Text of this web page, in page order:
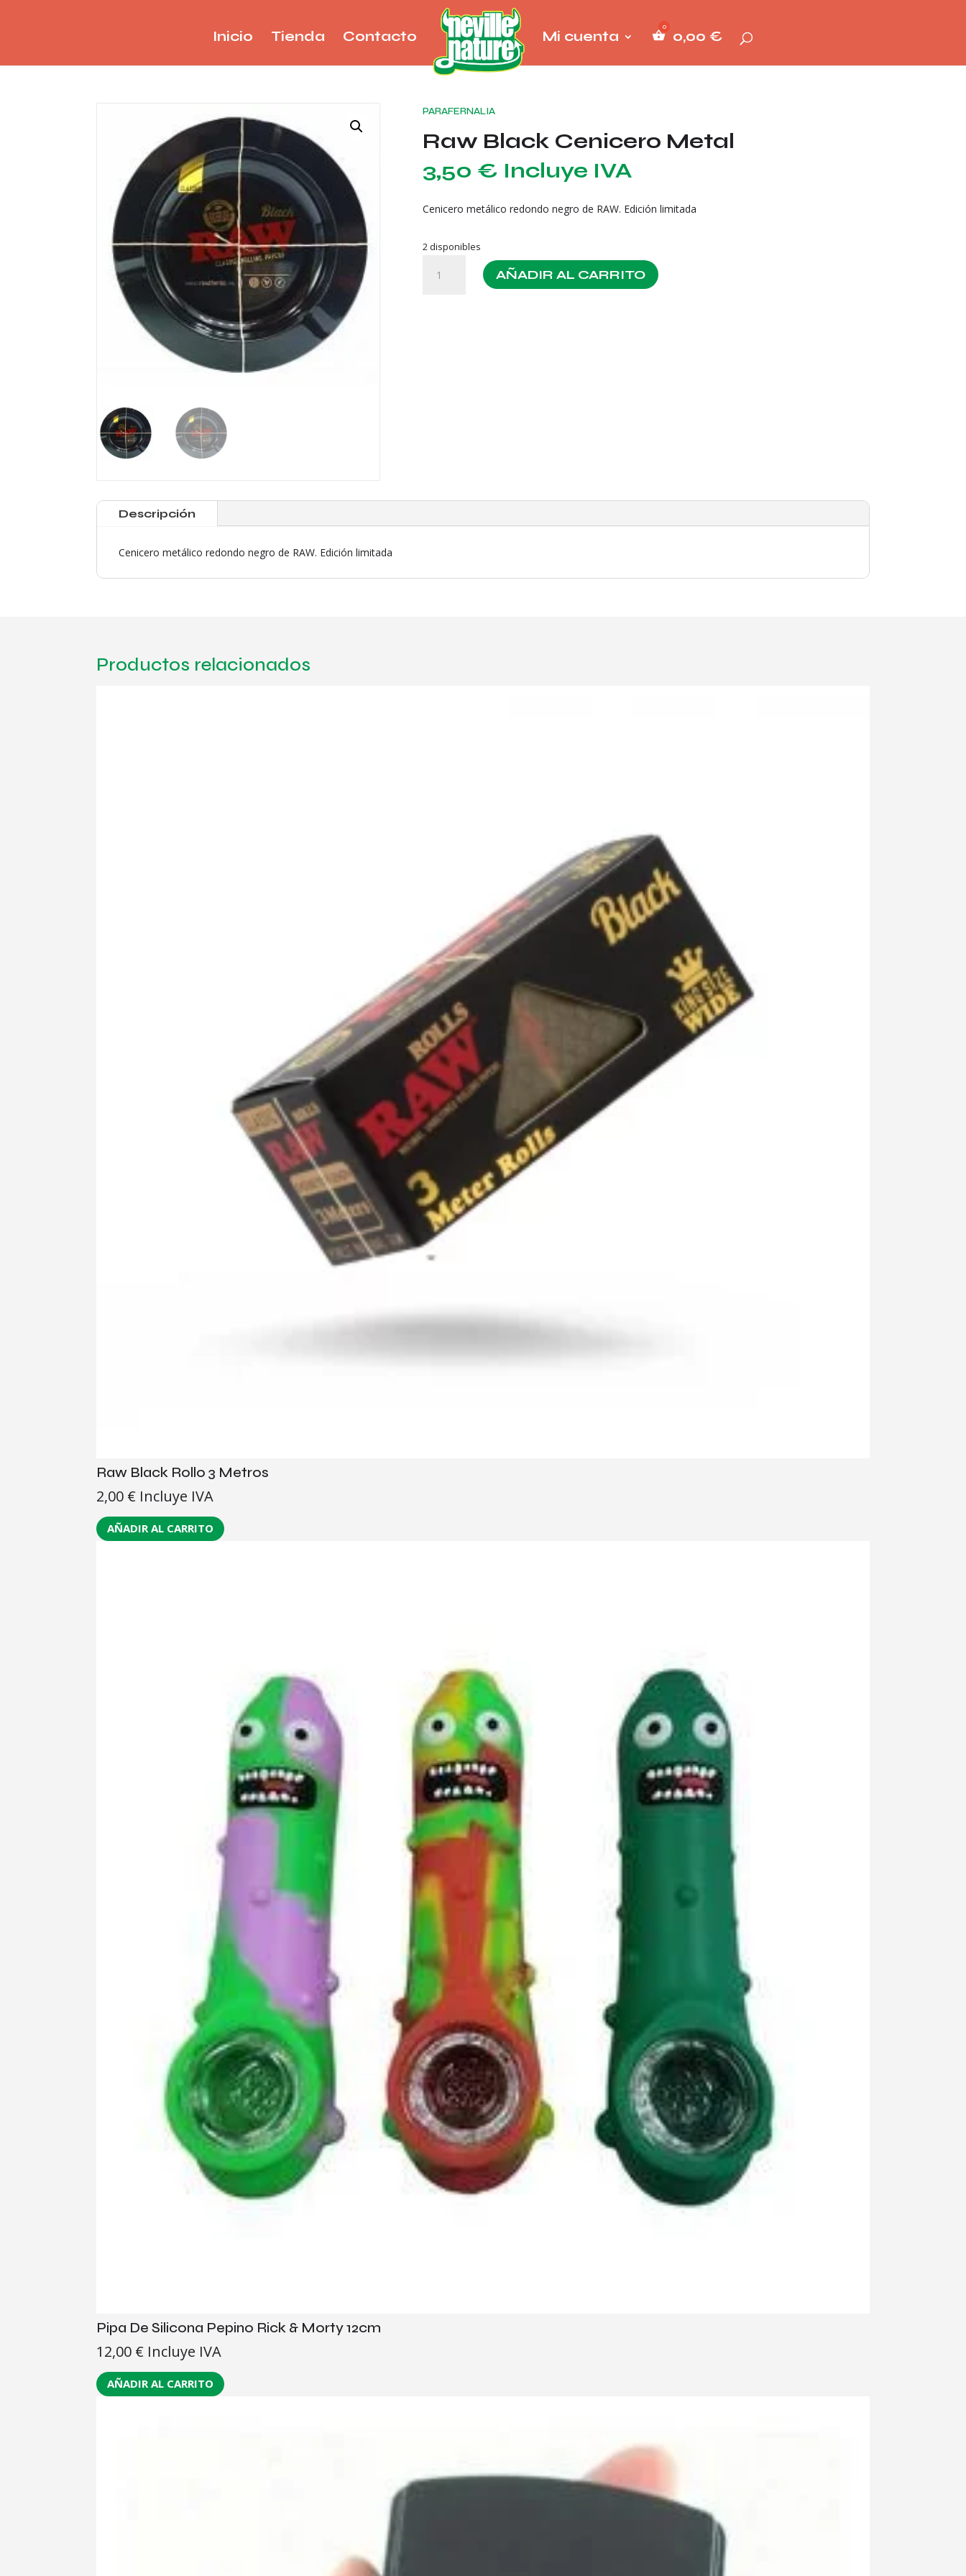
Inicio Tienda Contacto Mi cuenta 0,00 €
PARAFERNALIA
Raw Black Cenicero Metal
3,50 € Incluye IVA
Cenicero metálico redondo negro de RAW. Edición limitada
2 disponibles
Black
AÑADIR AL CARRITO
Descripción
Cenicero metálico redondo negro de RAW. Edición limitada
Productos relacionados
Raw Black Rollo 3 Metros
2,00 € Incluye IVA
AÑADIR AL CARRITO
Pipa De Silicona Pepino Rick & Morty 12cm
12,00 € Incluye IVA
AÑADIR AL CARRITO